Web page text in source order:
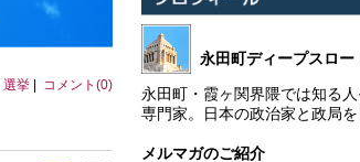
選挙| コメント(0)
永田町ディープスロー
永田町・霞ヶ関界隈では知る
専門家。日本の政治家と政局を
メルマガのご紹介